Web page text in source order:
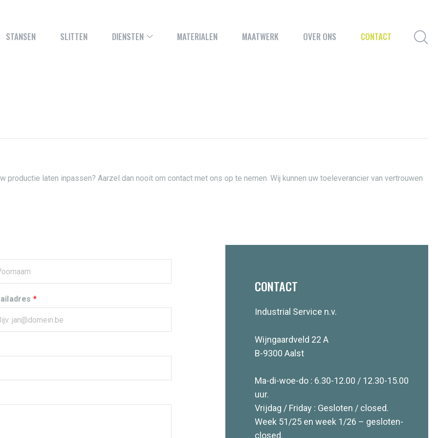
STANSEN SLITTEN DIENSTEN MATERIALEN MAATWERK OVER ONS CONTACT
laten inpassen? Aarzel dan nooit om contact met ons op te nemen. Wij kunnen uw toeleverancier van vertrouwen
*
CONTACT
Industrial Service n.v.
Wijngaardveld 22 A
B-9300 Aalst
Ma-di-woe-do : 6.30-12.00 / 12.30-15.00
uur.
Vrijdag / Friday : Gesloten / closed.
Week 51/25 en week 1/26 – gesloten-
closed.